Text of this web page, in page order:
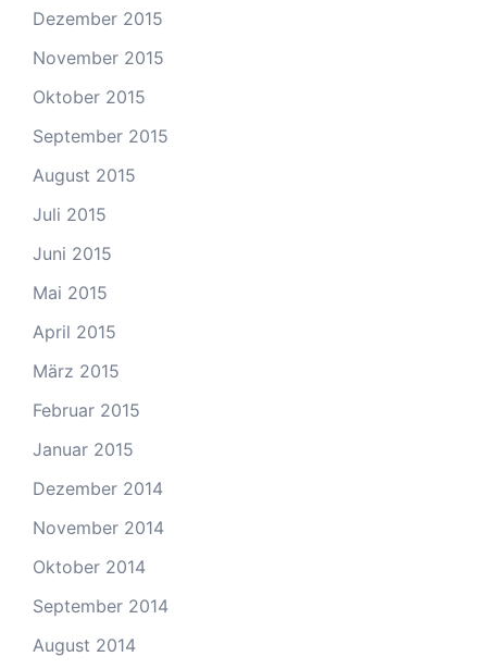
Dezember 2015
November 2015
Oktober 2015
September 2015
August 2015
Juli 2015
Juni 2015
Mai 2015
April 2015
März 2015
Februar 2015
Januar 2015
Dezember 2014
November 2014
Oktober 2014
September 2014
August 2014